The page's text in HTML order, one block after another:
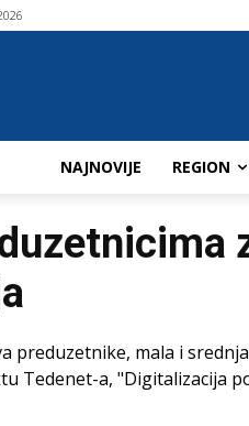
NAJNOVIJE REGION
preduzetnike, mala i
Tedenet-a, "Digitalizacija